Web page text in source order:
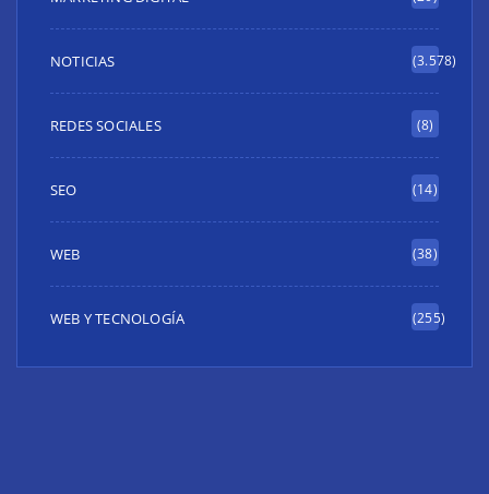
NOTICIAS (3.578)
REDES SOCIALES (8)
SEO (14)
WEB (38)
WEB Y TECNOLOGÍA (255)